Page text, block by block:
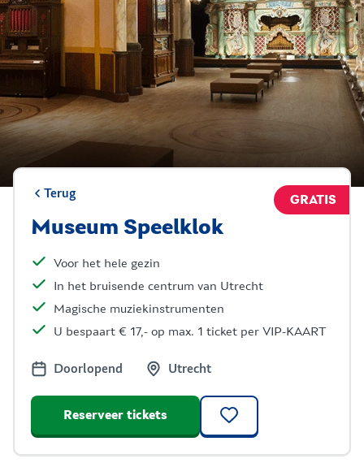
Terug
Museum Speelklok
GRATIS
Voor het hele gezin
In het bruisende centrum van Utrecht
Magische muziekinstrumenten
U bespaart € 17,- op max. 1 ticket per VIP-KAART
Doorlopend Utrecht
Reserveer tickets